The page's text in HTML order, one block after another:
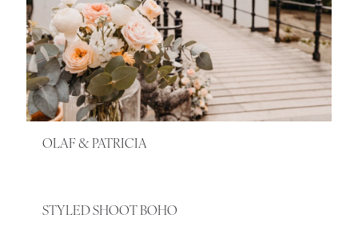
OLAF & PATRICIA
STYLED SHOOT BOHO